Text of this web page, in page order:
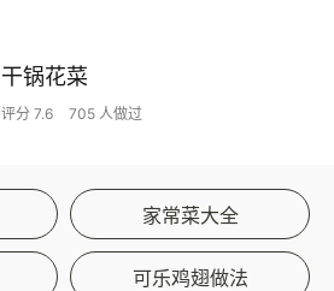
干锅花菜
评分 7.6 705 人做过
家常菜大全
可乐鸡翅做法